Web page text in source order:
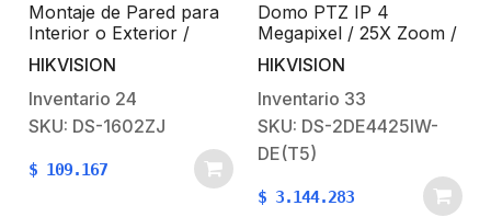
Montaje de Pared para
Interior o Exterior /
Compatible con Domos
PTZ HikVision /
Resistente al agua
HIKVISION
Inventario 24
SKU: DS-1602ZJ
$ 109.167
Domo PTZ IP 4
Megapixel / 25X Zoom /
100 mts IR / Exterior
IP66 / DARKFIGHTER /
ACUSENSE (Evita
Falsas Alarmas) /
Detección Facial / WDR
120 dB / Entrada y
Alarmas / HLC / EIS /
HIKVISION
Inventario 33
SKU: DS-2DE4425IW-
DE(T5)
$ 3.144.283